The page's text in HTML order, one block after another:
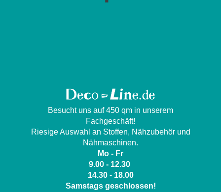
Besucht uns auf 450 qm in unserem
Fachgeschäft!
Riesige Auswahl an Stoffen, Nähzubehör und
Nähmaschinen.
Mo - Fr
9.00 - 12.30
14.30 - 18.00
Samstags geschlossen!